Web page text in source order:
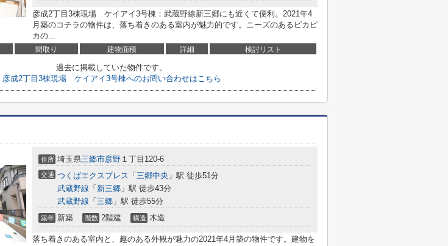
彦成2丁目3棟現場 ケイアイ3号棟：武蔵野線新三郷にも近くて便利。2021年4
月築のコチラの物件は、落ち着きのある室内が魅力的です。ニーズのあるピカピ
カの...
間取り 建物面積 詳細 検討リスト
過去に掲載していた物件です。
彦成2丁目3棟現場 ケイアイ3号棟へのお問い合わせはこちら
住所 埼玉県三郷市彦野 １丁目120-6
交通 つくばエクスプレス 「 三郷中央 」駅 徒歩51分
武蔵野線 「 新三郷 」駅 徒歩43分
武蔵野線 「 三郷 」駅 徒歩55分
築年 新築 階数 2階建 構造 木造
落ち着きのある室内と、趣のある外観が魅力の2021年4月築の物件です。建物を